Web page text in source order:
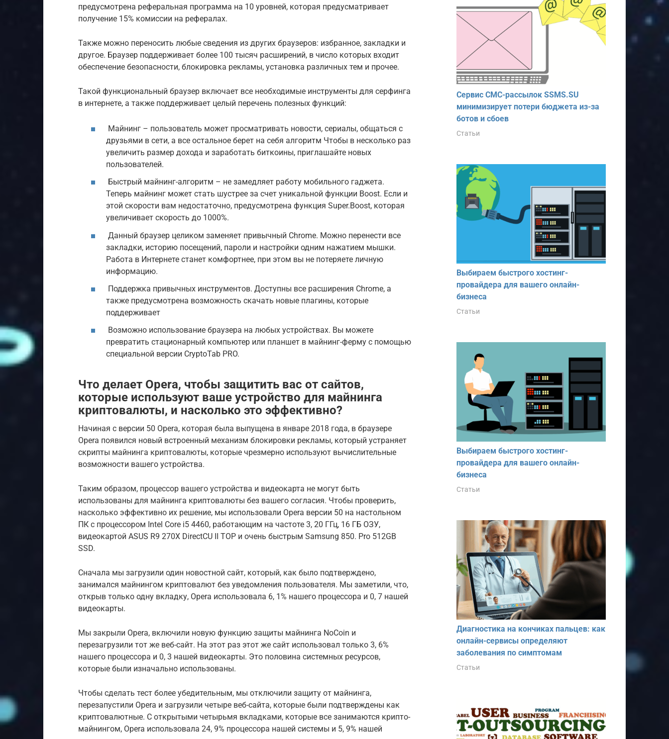
предусмотрена реферальная программа на 10 уровней, которая предусматривает
получение 15% комиссии на рефералах.
Также можно переносить любые сведения из других браузеров: избранное, закладки и
другое. Браузер поддерживает более 100 тысяч расширений, в число которых входит
обеспечение безопасности, блокировка рекламы, установка различных тем и прочее.
Такой функциональный браузер включает все необходимые инструменты для серфинга
в интернете, а также поддерживает целый перечень полезных функций:
Майнинг – пользователь может просматривать новости, сериалы, общаться с
друзьями в сети, а все остальное берет на себя алгоритм Чтобы в несколько раз
увеличить размер дохода и заработать биткоины, приглашайте новых
пользователей.
Быстрый майнинг-алгоритм – не замедляет работу мобильного гаджета.
Теперь майнинг может стать шустрее за счет уникальной функции Boost. Если и
этой скорости вам недостаточно, предусмотрена функция Super.Boost, которая
увеличивает скорость до 1000%.
Данный браузер целиком заменяет привычный Chrome. Можно перенести все
закладки, историю посещений, пароли и настройки одним нажатием мышки.
Работа в Интернете станет комфортнее, при этом вы не потеряете личную
информацию.
Поддержка привычных инструментов. Доступны все расширения Chrome, а
также предусмотрена возможность скачать новые плагины, которые
поддерживает
Возможно использование браузера на любых устройствах. Вы можете
превратить стационарный компьютер или планшет в майнинг-ферму с помощью
специальной версии CryptoTab PRO.
Что делает Opera, чтобы защитить вас от сайтов,
которые используют ваше устройство для майнинга
криптовалюты, и насколько это эффективно?
Начиная с версии 50 Opera, которая была выпущена в январе 2018 года, в браузере
Opera появился новый встроенный механизм блокировки рекламы, который устраняет
скрипты майнинга криптовалюты, которые чрезмерно используют вычислительные
возможности вашего устройства.
Таким образом, процессор вашего устройства и видеокарта не могут быть
использованы для майнинга криптовалюты без вашего согласия. Чтобы проверить,
насколько эффективно их решение, мы использовали Opera версии 50 на настольном
ПК с процессором Intel Core i5 4460, работающим на частоте 3, 20 ГГц, 16 ГБ ОЗУ,
видеокартой ASUS R9 270X DirectCU II TOP и очень быстрым Samsung 850. Pro 512GB
SSD.
Сначала мы загрузили один новостной сайт, который, как было подтверждено,
занимался майнингом криптовалют без уведомления пользователя. Мы заметили, что,
открыв только одну вкладку, Opera использовала 6, 1% нашего процессора и 0, 7 нашей
видеокарты.
Мы закрыли Opera, включили новую функцию защиты майнинга NoCoin и
перезагрузили тот же веб-сайт. На этот раз этот же сайт использовал только 3, 6%
нашего процессора и 0, 3 нашей видеокарты. Это половина системных ресурсов,
которые были изначально использованы.
Чтобы сделать тест более убедительным, мы отключили защиту от майнинга,
перезапустили Opera и загрузили четыре веб-сайта, которые были подтверждены как
криптовалютные. С открытыми четырьмя вкладками, которые все занимаются крипто-
майнингом, Opera использовала 24, 9% процессора нашей системы и 5, 9% нашей
Сервис СМС-рассылок SSMS.SU
минимизирует потери бюджета из-за
ботов и сбоев
Статьи
Выбираем быстрого хостинг-
провайдера для вашего онлайн-
бизнеса
Статьи
Выбираем быстрого хостинг-
провайдера для вашего онлайн-
бизнеса
Статьи
Диагностика на кончиках пальцев: как
онлайн-сервисы определяют
заболевания по симптомам
Статьи